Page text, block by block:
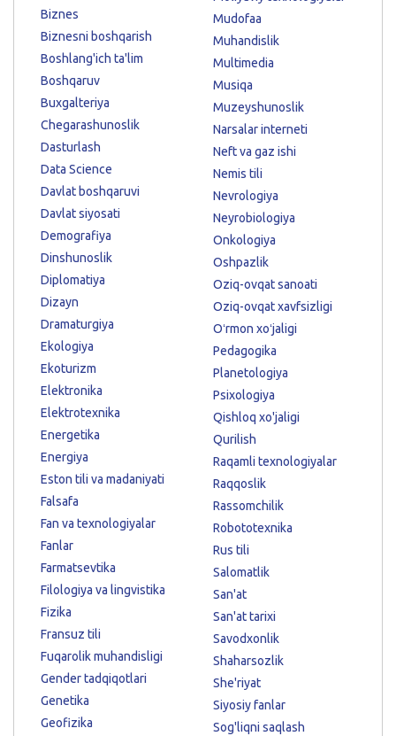
Biznes
Biznesni boshqarish
Boshlang'ich ta'lim
Boshqaruv
Buxgalteriya
Chegarashunoslik
Dasturlash
Data Science
Davlat boshqaruvi
Davlat siyosati
Demografiya
Dinshunoslik
Diplomatiya
Dizayn
Dramaturgiya
Ekologiya
Ekoturizm
Elektronika
Elektrotexnika
Energetika
Energiya
Eston tili va madaniyati
Falsafa
Fan va texnologiyalar
Fanlar
Farmatsevtika
Filologiya va lingvistika
Fizika
Fransuz tili
Fuqarolik muhandisligi
Gender tadqiqotlari
Genetika
Geofizika
Mudofaa
Muhandislik
Multimedia
Musiqa
Muzeyshunoslik
Narsalar interneti
Neft va gaz ishi
Nemis tili
Nevrologiya
Neyrobiologiya
Onkologiya
Oshpazlik
Oziq-ovqat sanoati
Oziq-ovqat xavfsizligi
Oʻrmon xoʻjaligi
Pedagogika
Planetologiya
Psixologiya
Qishloq xo'jaligi
Qurilish
Raqamli texnologiyalar
Raqqoslik
Rassomchilik
Robototexnika
Rus tili
Salomatlik
San'at
San'at tarixi
Savodxonlik
Shaharsozlik
She'riyat
Siyosiy fanlar
Sog'liqni saqlash